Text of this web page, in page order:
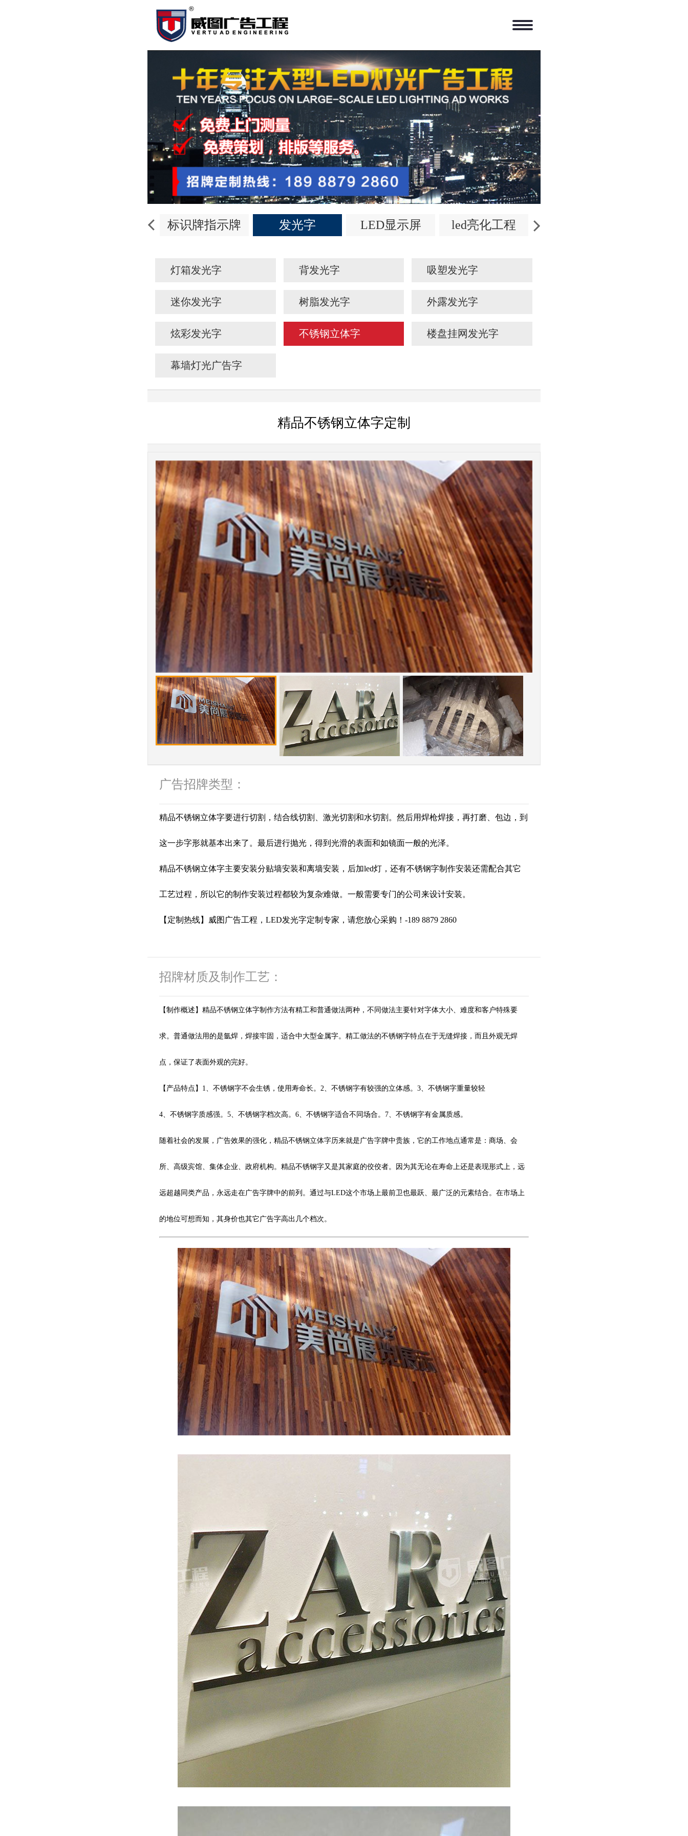
标识牌指示牌 发光字 LED显示屏 led亮化工程
灯箱发光字 背发光字 吸塑发光字
迷你发光字 树脂发光字 外露发光字
炫彩发光字 不锈钢立体字 楼盘挂网发光字
幕墙灯光广告字
精品不锈钢立体字定制
广告招牌类型：
精品不锈钢立体字要进行切割，结合线切割、激光切割和水切割。然后用焊枪焊接，再打磨、包边，到
这一步字形就基本出来了。最后进行抛光，得到光滑的表面和如镜面一般的光泽。
精品不锈钢立体字主要安装分贴墙安装和离墙安装，后加led灯，还有不锈钢字制作安装还需配合其它
工艺过程，所以它的制作安装过程都较为复杂难做。一般需要专门的公司来设计安装。
【定制热线】威图广告工程，LED发光字定制专家，请您放心采购！-189 8879 2860
招牌材质及制作工艺：
【制作概述】精品不锈钢立体字制作方法有精工和普通做法两种，不同做法主要针对字体大小、难度和客户特殊要
求。普通做法用的是氩焊，焊接牢固，适合中大型金属字。精工做法的不锈钢字特点在于无缝焊接，而且外观无焊
点，保证了表面外观的完好。
【产品特点】1、不锈钢字不会生锈，使用寿命长。2、不锈钢字有较强的立体感。3、不锈钢字重量较轻
4、不锈钢字质感强。5、不锈钢字档次高。6、不锈钢字适合不同场合。7、不锈钢字有金属质感。
随着社会的发展，广告效果的强化，精品不锈钢立体字历来就是广告字牌中贵族，它的工作地点通常是：商场、会
所、高级宾馆、集体企业、政府机构。精品不锈钢字又是其家庭的佼佼者。因为其无论在寿命上还是表现形式上，远
远超越同类产品，永远走在广告字牌中的前列。通过与LED这个市场上最前卫也最跃、最广泛的元素结合。在市场上
的地位可想而知，其身价也其它广告字高出几个档次。